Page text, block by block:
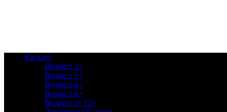
Каталог
Возраст 3+
Возраст 5+
Возраст 6+
Возраст 8+
Возраст от 12+